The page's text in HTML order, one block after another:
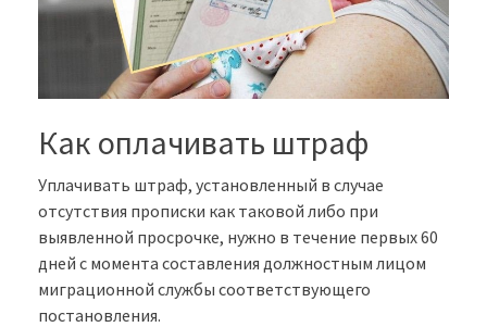
Как оплачивать штраф
Уплачивать штраф, установленный в случае
отсутствия прописки как таковой либо при
выявленной просрочке, нужно в течение первых 60
дней с момента составления должностным лицом
миграционной службы соответствующего
постановления.